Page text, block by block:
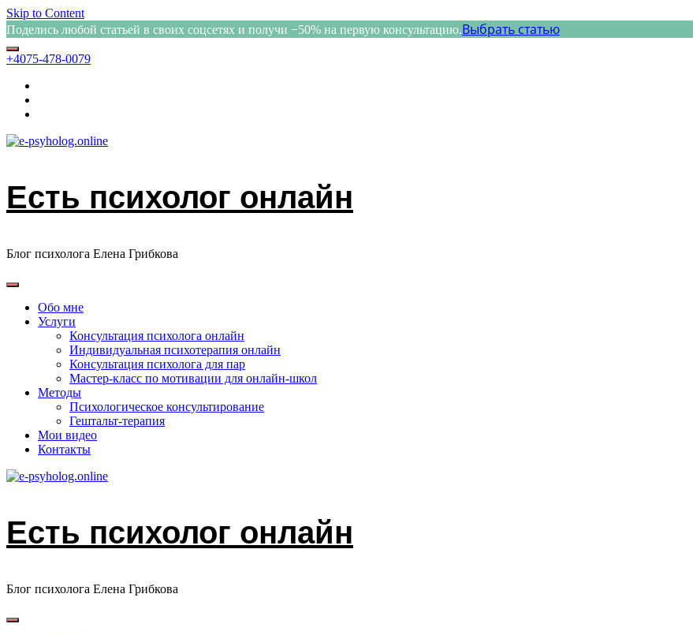
Skip to Content
Поделись любой статьей в своих соцсетях и получи −50% на первую консультацию.Выбрать статью
+4075-478-0079
Есть психолог онлайн
Блог психолога Елена Грибкова
Обо мне
Услуги
Консультация психолога онлайн
Индивидуальная психотерапия онлайн
Консультация психолога для пар
Мастер-класс по мотивации для онлайн-школ
Методы
Психологическое консультирование
Гештальт-терапия
Мои видео
Контакты
Есть психолог онлайн
Блог психолога Елена Грибкова